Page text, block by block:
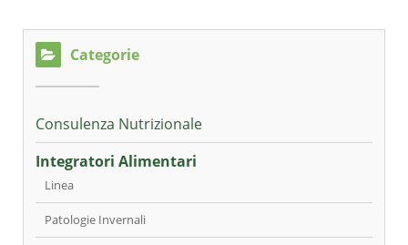
Categorie
Consulenza Nutrizionale
Integratori Alimentari
Linea
Patologie Invernali